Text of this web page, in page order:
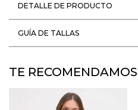
DETALLE DE PRODUCTO
GUÍA DE TALLAS
TE RECOMENDAMOS